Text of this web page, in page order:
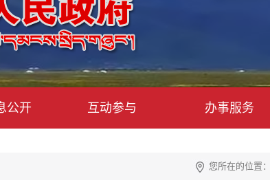
公开 互动参与 办事服务
您所在的位置：